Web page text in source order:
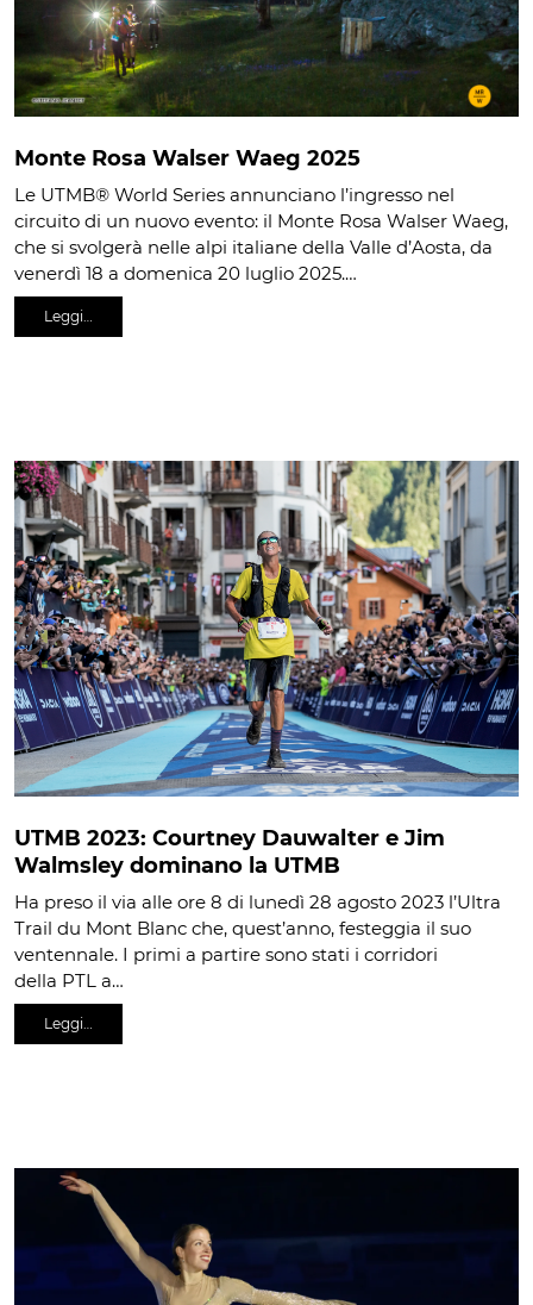
Monte Rosa Walser Waeg 2025
Le UTMB® World Series annunciano l’ingresso nel
circuito di un nuovo evento: il Monte Rosa Walser Waeg,
che si svolgerà nelle alpi italiane della Valle d’Aosta, da
venerdì 18 a domenica 20 luglio 2025.…
Leggi…
UTMB 2023: Courtney Dauwalter e Jim
Walmsley dominano la UTMB
Ha preso il via alle ore 8 di lunedì 28 agosto 2023 l’Ultra
Trail du Mont Blanc che, quest’anno, festeggia il suo
ventennale. I primi a partire sono stati i corridori
della PTL a…
Leggi…